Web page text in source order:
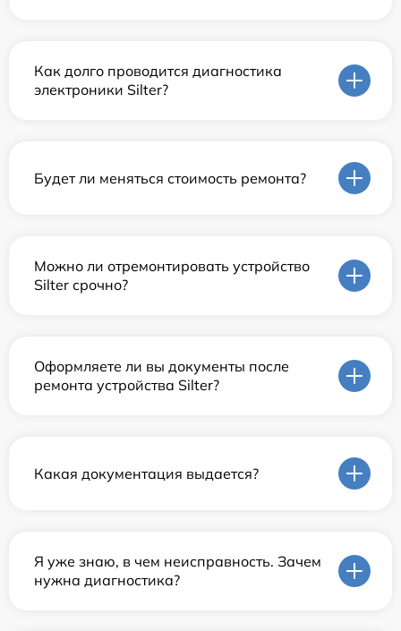
Как долго проводится диагностика
электроники Silter?
Будет ли меняться стоимость ремонта?
Можно ли отремонтировать устройство
Silter срочно?
Оформляете ли вы документы после
ремонта устройства Silter?
Какая документация выдается?
Я уже знаю, в чем неисправность. Зачем
нужна диагностика?